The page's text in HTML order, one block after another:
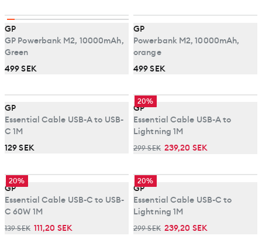
GP
GP Powerbank M2, 10000mAh,
Green
499 SEK
GP
Powerbank M2, 10000mAh,
orange
499 SEK
GP
Essential Cable USB-A to USB-
C 1M
129 SEK
20%
GP
Essential Cable USB-A to
Lightning 1M
299 SEK 239,20 SEK
20%
GP
Essential Cable USB-C to USB-
C 60W 1M
139 SEK 111,20 SEK
20%
GP
Essential Cable USB-C to
Lightning 1M
299 SEK 239,20 SEK